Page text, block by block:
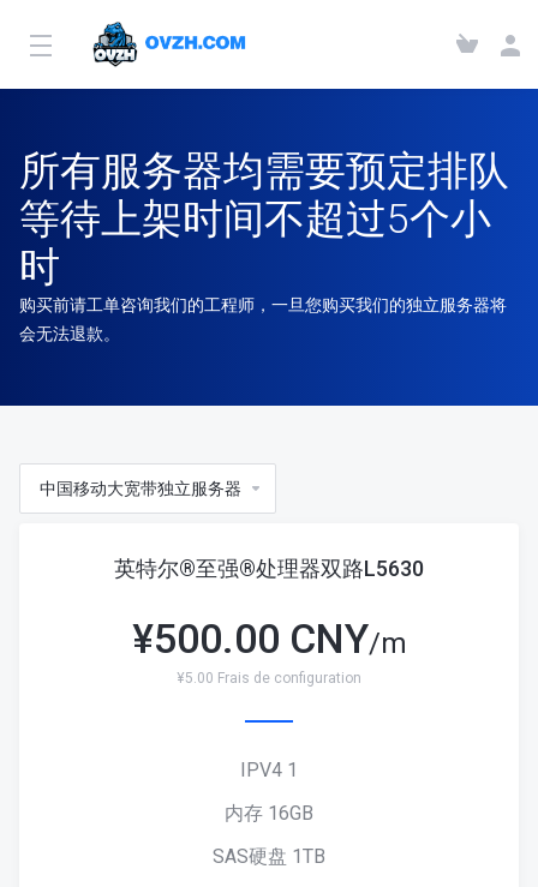
所有服务器均需要预定排队
等待上架时间不超过5个小
时
购买前请工单咨询我们的工程师，一旦您购买我们的独立服务器将
会无法退款。
中国移动大宽带独立服务器
英特尔®至强®处理器双路L5630
¥500.00 CNY/m
¥5.00 Frais de configuration
IPV4 1
内存 16GB
SAS硬盘 1TB